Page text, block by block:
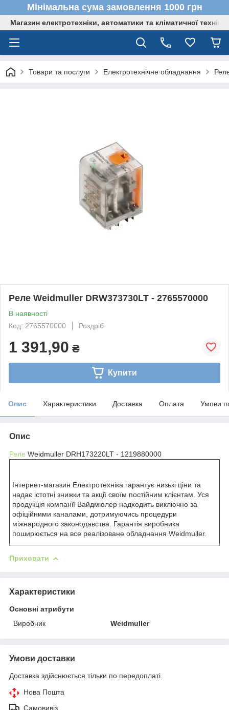
Мінімальна сума замовлення 1000 грн
Магазин електротехніки, автоматики та кліматичної техніки
Товари та послуги Електротехнічне обладнання
Реле Weidmuller DRW373730LT - 2765570000
В наявності
Код: 2765570000
Роздріб
1 391,90 ₴
Купити
Опис Характеристики Доставка Оплата Умови
Опис
Реле Weidmuller DRH173220LT - 1219880000
Інтернет-магазин Електротехніка гарантує низькі ціни та
надає істотні знижки та акції своїм постійним клієнтам. Уся
продукція компанії Вайдмюлер надходить виключно за
офіційними каналами, дотримуючись процедури
міжнародного законодавства. Гарантія виробника
поширюється на все реалізоване обладнання Weidmuller.
Приховати
Характеристики
Основні атрибути
Виробник
Weidmuller
Умови доставки
Доставка здійснюється тільки по передоплаті.
Нова Пошта
Самовивіз